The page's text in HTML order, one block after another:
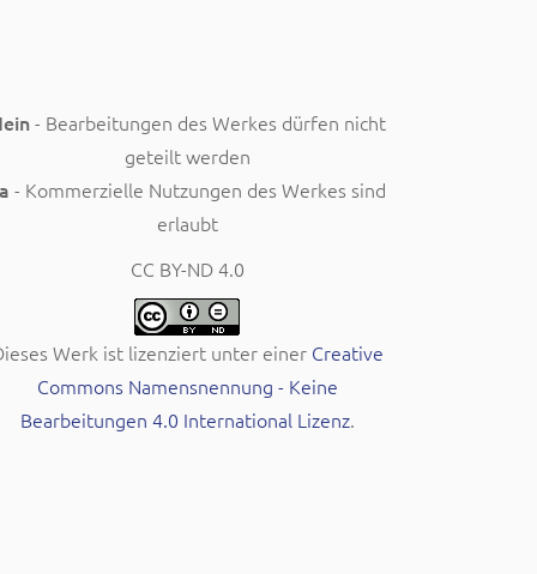
- Bearbeitungen des Werkes dürfen nicht
geteilt werden
- Kommerzielle Nutzungen des Werkes sind
erlaubt
CC BY-ND 4.0
Werk ist lizenziert unter einer Creative
Commons Namensnennung - Keine
Bearbeitungen 4.0 International Lizenz.